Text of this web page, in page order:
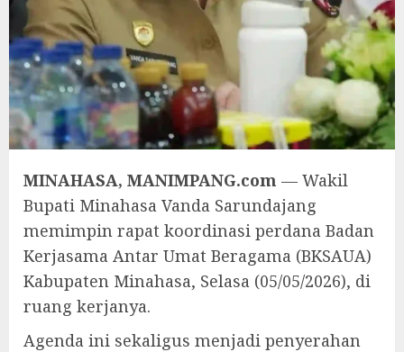
MINAHASA, MANIMPANG.com — Wakil
Bupati Minahasa Vanda Sarundajang
memimpin rapat koordinasi perdana Badan
Kerjasama Antar Umat Beragama (BKSAUA)
Kabupaten Minahasa, Selasa (05/05/2026), di
ruang kerjanya.
Agenda ini sekaligus menjadi penyerahan